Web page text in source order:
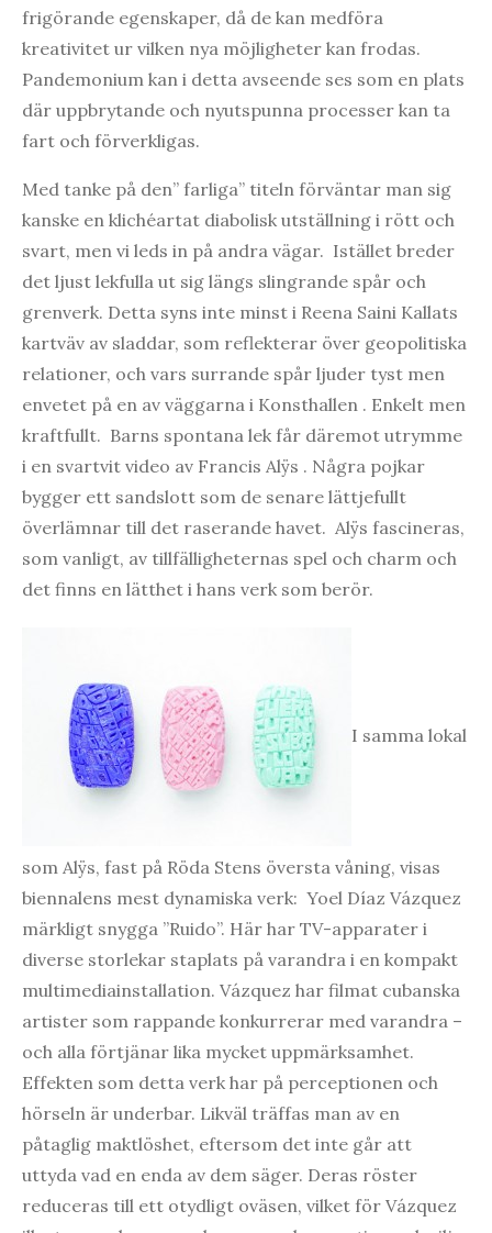
frigörande egenskaper, då de kan medföra
kreativitet ur vilken nya möjligheter kan frodas.
Pandemonium kan i detta avseende ses som en plats
där uppbrytande och nyutspunna processer kan ta
fart och förverkligas.
Med tanke på den” farliga” titeln förväntar man sig
kanske en klichéartat diabolisk utställning i rött och
svart, men vi leds in på andra vägar. Istället breder
det ljust lekfulla ut sig längs slingrande spår och
grenverk. Detta syns inte minst i Reena Saini Kallats
kartväv av sladdar, som reflekterar över geopolitiska
relationer, och vars surrande spår ljuder tyst men
envetet på en av väggarna i Konsthallen . Enkelt men
kraftfullt. Barns spontana lek får däremot utrymme
i en svartvit video av Francis Alÿs . Några pojkar
bygger ett sandslott som de senare lättjefullt
överlämnar till det raserande havet. Alÿs fascineras,
som vanligt, av tillfälligheternas spel och charm och
det finns en lätthet i hans verk som berör.
I samma lokal
som Alÿs, fast på Röda Stens översta våning, visas
biennalens mest dynamiska verk: Yoel Díaz Vázquez
märkligt snygga ”Ruido”. Här har TV-apparater i
diverse storlekar staplats på varandra i en kompakt
multimediainstallation. Vázquez har filmat cubanska
artister som rappande konkurrerar med varandra –
och alla förtjänar lika mycket uppmärksamhet.
Effekten som detta verk har på perceptionen och
hörseln är underbar. Likväl träffas man av en
påtaglig maktlöshet, eftersom det inte går att
uttyda vad en enda av dem säger. Deras röster
reduceras till ett otydligt oväsen, vilket för Vázquez